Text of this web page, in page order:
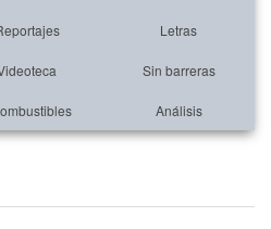
Letras
Sin barreras
Análisis